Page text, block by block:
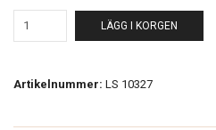
LÄGG I KORGEN
Artikelnummer: LS 10327